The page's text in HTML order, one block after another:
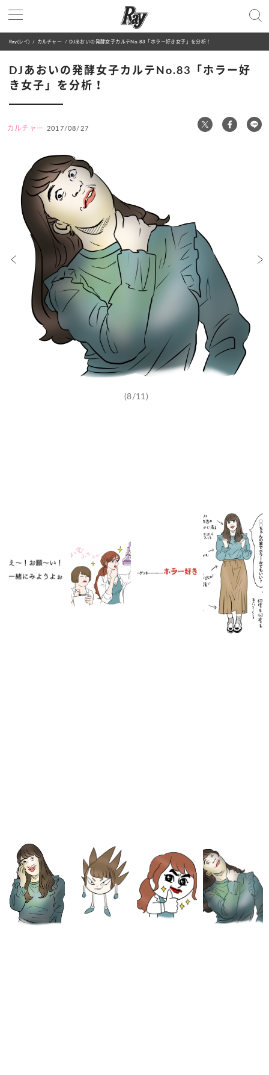
Ray(レイ) カルチャー DJあおいの発酵女子カルテNo.83「ホラー好き女子」を分析！
DJあおいの発酵女子カルテNo.83「ホラー好
き女子」を分析！
カルチャー 2017/08/27
(8/11)